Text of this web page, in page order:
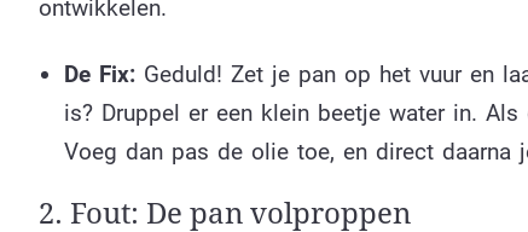
ontwikkelen.
De Fix:Geduld! Zet je pan op het vuur en
is? Druppel er een klein beetje water in.
Voeg dan pas de olie toe, en direct daarna
2. Fout: De pan volproppen